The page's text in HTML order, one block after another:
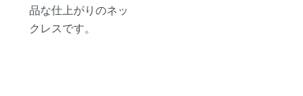
品な仕上がりのネッ
クレスです。